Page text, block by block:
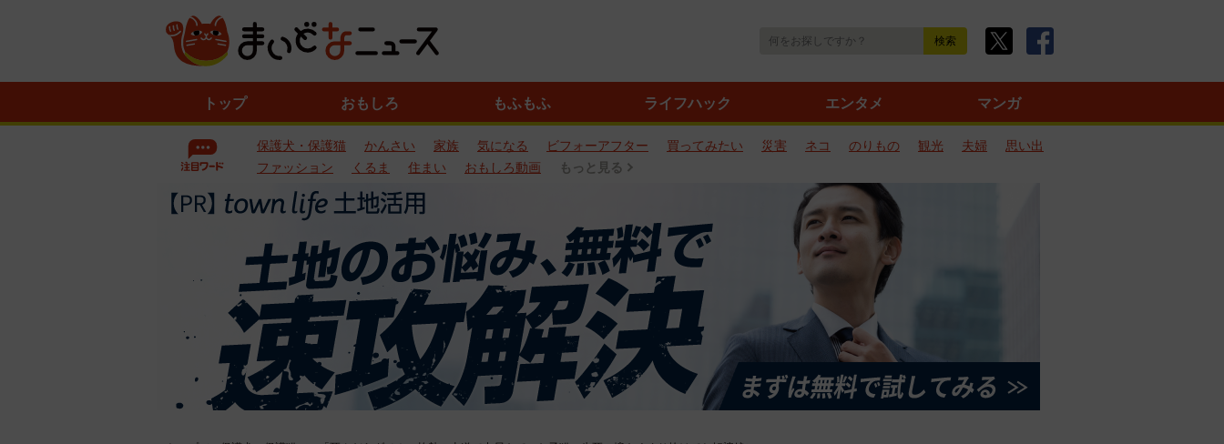
トップ おもしろ もふもふ ライフハック エンタメ マンガ
保護犬・保護猫 かんさい 家族 気になる ビフォーアフター 買ってみたい 災害 ネコ のりもの 観光 夫婦
思い出
ファッション
くるま 住まい おもしろ動画 もっと見る